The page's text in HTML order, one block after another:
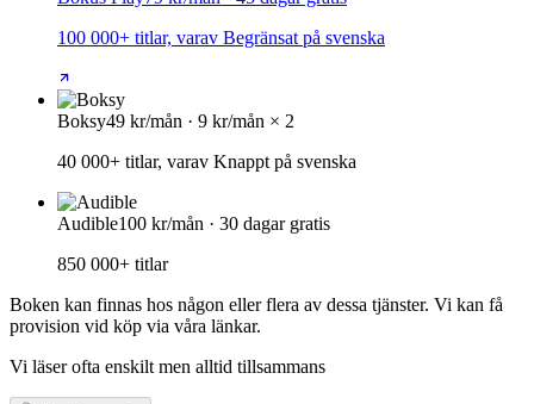
100 000+ titlar, varav Begränsat på svenska
Boksy49 kr/mån · 9 kr/mån × 2
40 000+ titlar, varav Knappt på svenska
Audible100 kr/mån · 30 dagar gratis
850 000+ titlar
Boken kan finnas hos någon eller flera av dessa tjänster. Vi kan få
provision vid köp via våra länkar.
Vi läser ofta enskilt men alltid tillsammans